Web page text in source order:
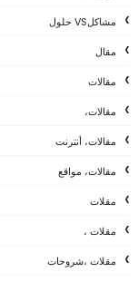
مشاكلVS حلول
مقال
مقالات
مقالات،
مقالات، أنترنت
مقالات، مواقع
مقلات
مقلات ،
مقلات ،شروحات